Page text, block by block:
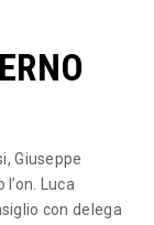
Giuseppe
Luca
con delega